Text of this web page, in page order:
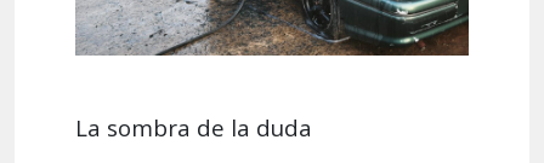
La sombra de la duda